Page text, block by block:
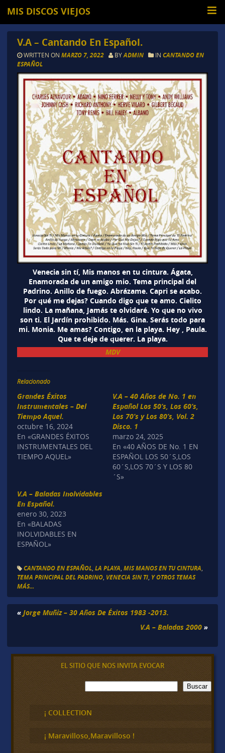
MIS DISCOS VIEJOS
V.A – Cantando En Español.
WRITTEN ON MARZO 7, 2022 BYADMIN IN CANTANDO EN
ESPAÑOL
Venecia sin tí, Mis manos en tu cintura. Ágata,
Enamorada de un amigo mio. Tema principal del
Padrino. Anillo de fuego. Abrázame. Capri se acabo.
Por qué me dejas? Cuando digo que te amo. Cielito
lindo. La mañana, Jamás te olvidaré. Yo que no vivo
son ti. El Jardín prohibido. Más. Gina. Serás todo para
mi. Monia. Me amas? Contigo, en la playa. Hey , Paula.
Que te deje de querer. La playa.
MDV
Relacionado
Grandes Éxitos
Instrumentales – Del
Tiempo Aquel.
octubre 16, 2024
En «GRANDES ÉXITOS
INSTRUMENTALES DEL
TIEMPO AQUEL»
V.A – 40 Años de No. 1 en
Español Los 50’s, Los 60’s,
Los 70’s y Los 80’s, Vol. 2
Disco. 1
marzo 24, 2025
En «40 AÑOS DE No. 1 EN
ESPAÑOL LOS 50´S,LOS
60´S,LOS 70´S Y LOS 80
´S»
V.A – Baladas Inolvidables
En Español.
enero 30, 2023
En «BALADAS
INOLVIDABLES EN
ESPAÑOL»
CANTANDO EN ESPAÑOL, LA PLAYA MIS MANOS EN TU CINTURA
TEMA PRINCIPAL DEL PADRINO, VENECIA SIN TI, Y OTROS TEMAS
MÁS...
« Jorge Muñiz – 30 Años De Éxitos 1983 -2013.
V.A – Baladas 2000 »
EL SITIO QUE NOS INVITA EVOCAR
B
u
c
a
Buscar
¡ COLLECTION
¡ Maravilloso,Maravilloso !